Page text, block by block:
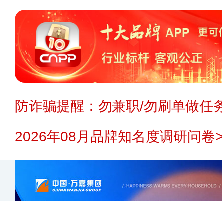
防诈骗提醒：勿兼职/勿刷单做任
2026年08月品牌知名度调研问卷